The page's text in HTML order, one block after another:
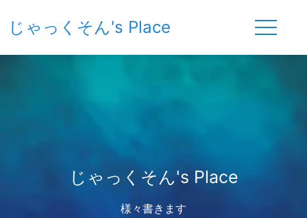
じゃっくそん's Place
じゃっくそん's Place
様々書きます